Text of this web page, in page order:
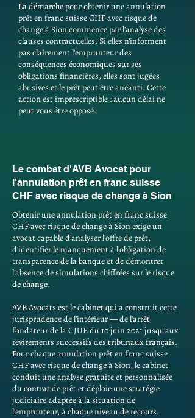
La démarche pour obtenir une annulation
prêt en franc suisse CHF avec risque de
change à Sion commence par l'analyse des
clauses contractuelles. Si elles n'informent
pas clairement l'emprunteur des
conséquences économiques sur ses
obligations financières, elles sont jugées
abusives et le prêt peut être anéanti. Cette
action est imprescriptible : aucun délai ne
peut vous être opposé.
Le combat d'AVB Avocat pour
l'annulation prêt en franc suisse
CHF avec risque de change à Sion
Obtenir une annulation prêt en franc suisse
CHF avec risque de change à Sion exige un
avocat capable d'analyser l'offre de prêt,
d'identifier le manquement à l'obligation de
transparence de la banque et de démontrer
l'absence de simulations chiffrées sur le risque
de change.
AVB Avocats est le cabinet qui a construit cette
jurisprudence de l'intérieur — de l'arrêt
fondateur de la CJUE du 10 juin 2021 jusqu'aux
revirements successifs des tribunaux français.
Pour chaque annulation prêt en franc suisse
CHF avec risque de change à Sion, le cabinet
conduit une analyse gratuite et personnalisée
du contrat de prêt et déploie une stratégie
judiciaire adaptée à la situation de
l'emprunteur, à chaque niveau de recours.